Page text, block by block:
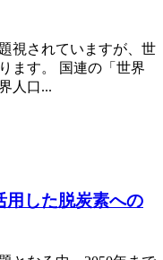
視されていますが、世
ます。 国連の「世界
人口...
用した脱炭素への